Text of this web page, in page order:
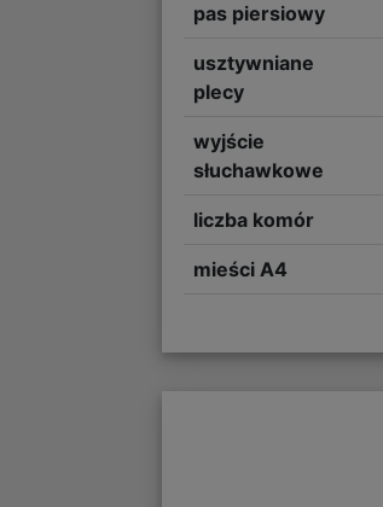
pas piersiowy
usztywniane
plecy
wyjście
słuchawkowe
liczba komór
mieści A4